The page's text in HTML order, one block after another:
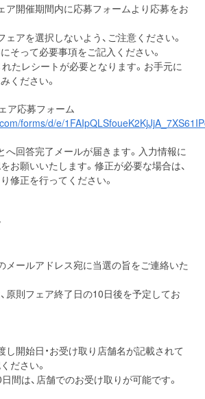
ア開催期間内に応募フォームより応募をお
アを選択しないよう、ご注意ください。
そって必要事項をご記入ください。
たレシートが必要となります。お手元に
ください。
ア応募フォーム
forms/d/e/
へ回答完了メールが届きます。入力情報に
お願いいたします。修正が必要な場合は、
修正を行ってください。
メールアドレス宛に当選の旨をご連絡いた
原則フェア終了日の10日後を予定してお
し開始日・お受け取り店舗名が記載されて
ださい。
間は、店舗でのお受け取りが可能です。